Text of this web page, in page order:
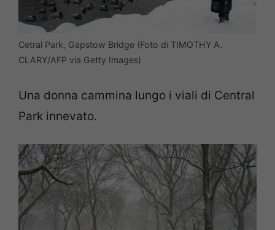
Cetral Park, Gapstow Bridge (Foto di TIMOTHY A.
CLARY/AFP via Getty Images)
Una donna cammina lungo i viali di Central
Park innevato.